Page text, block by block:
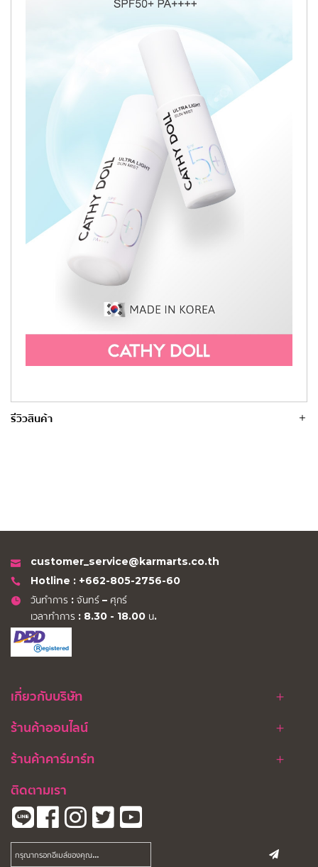
รีวิวสินค้า
customer_service@karmarts.co.th
Hotline : +662-805-2756-60
วันทำการ : จันทร์ – ศุกร์
เวลาทำการ : 8.30 - 18.00 น.
เกี่ยวกับบริษัท
ร้านค้าออนไลน์
ร้านค้าคาร์มาร์ท
ติดตามเรา